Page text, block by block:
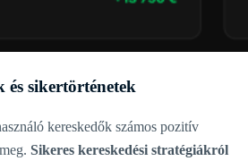
és sikertörténetek
kereskedők számos pozitív
Sikeres kereskedési stratégiákról